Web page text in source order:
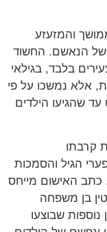
והמזעזע
של הנאשם. החשוד
בלבד, בגילאי
אלא נמשכו על פי
שהגיעו הילדים
קרבתו
הגיל והסמכות
כתב האישום מייחס
בן משפחה
שבוצעו